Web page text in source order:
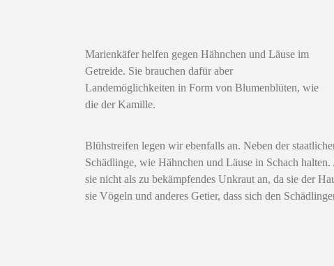
Marienkäfer helfen gegen Hähnchen und Läuse im
Getreide. Sie brauchen dafür aber
Landemöglichkeiten in Form von Blumenblüten, wie
die der Kamille.
Blühstreifen legen wir ebenfalls an. Neben der
Schädlinge, wie Hähnchen und Läuse in Schach
sie nicht als zu bekämpfendes Unkraut an, da sie der
sie Vögeln und anderes Getier, dass sich den